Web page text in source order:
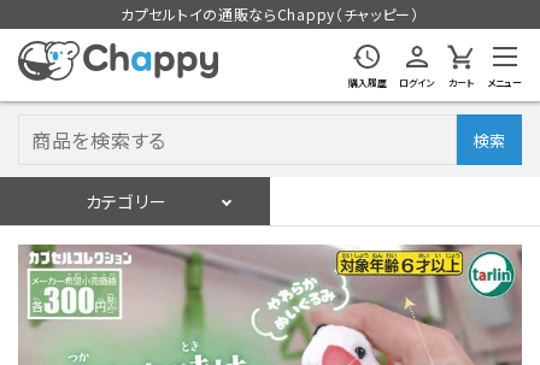
カプセルトイの通販ならChappy（チャッピー）
購入履歴 ログイン カート メニュー
検索
カテゴリー
ログイン 会員登録
入荷スケジュールをチェック